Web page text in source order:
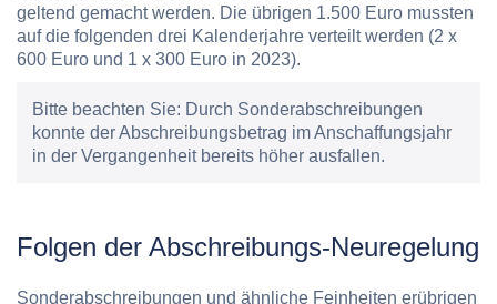
geltend gemacht werden. Die übrigen 1.500 Euro mussten
auf die folgenden drei Kalenderjahre verteilt werden (2 x
600 Euro und 1 x 300 Euro in 2023).
Bitte beachten Sie: Durch Sonderabschreibungen
konnte der Abschreibungsbetrag im Anschaffungsjahr
in der Vergangenheit bereits höher ausfallen.
Folgen der Abschreibungs-Neuregelung
Sonderabschreibungen und ähnliche Feinheiten erübrigen